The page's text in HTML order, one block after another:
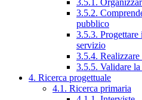
3.5.2.
pubblico
3.5.3. Progettare
servizio
3.5.4.
3.5.5. Validare
4. Ricerca progettuale
4.1. Ricerca primaria